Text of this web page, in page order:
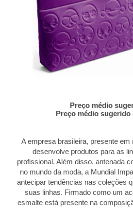
Preço médio
Preço médio sugerido
A empresa brasileira, presente em
desenvolve produtos para as
profissional. Além disso, antenada
no mundo da moda, a Mundial
antecipar tendências nas coleções
suas linhas. Firmado como um
esmalte está presente na